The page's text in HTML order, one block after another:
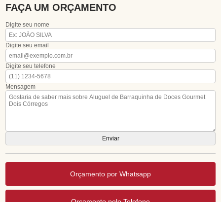
FAÇA UM ORÇAMENTO
Digite seu nome
Digite seu email
Digite seu telefone
Mensagem
Orçamento por Whatsapp